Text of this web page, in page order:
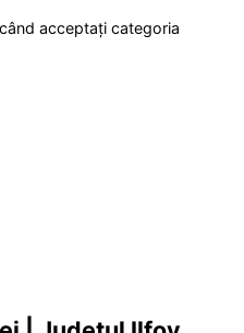
acceptați categoria